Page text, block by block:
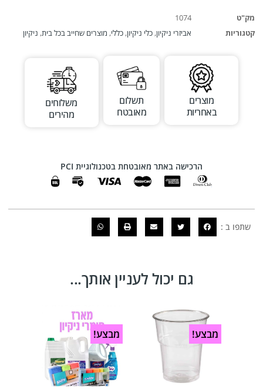
מק"ט
1074
קטגוריות
אביזרי ניקיון, כלי ניקיון, כללי, מוצרים שחייב בכל בית, ניקיון
מוצרים
באחריות
תשלום
מאובטח
משלוחים
מהירים
הרכישה באתר מאובטחת בטכנולוגיית PCI
שתפו ב :
גם יכול לעניין אותך...
מבצע! מבצע!